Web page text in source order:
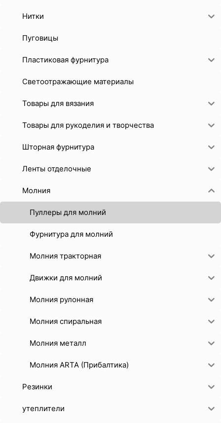
Нитки
Пуговицы
Пластиковая фурнитура
Светоотражающие материалы
Товары для вязания
Товары для рукоделия и творчества
Шторная фурнитура
Ленты отделочные
Молния
Пуллеры для молний
Фурнитура для молний
Молния тракторная
Движки для молний
Молния рулонная
Молния спиральная
Молния металл
Молния ARTA (Прибалтика)
Резинки
утеплители